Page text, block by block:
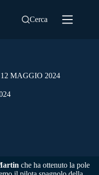
Cerca
MAGGIO 2024
che ha ottenuto la pole